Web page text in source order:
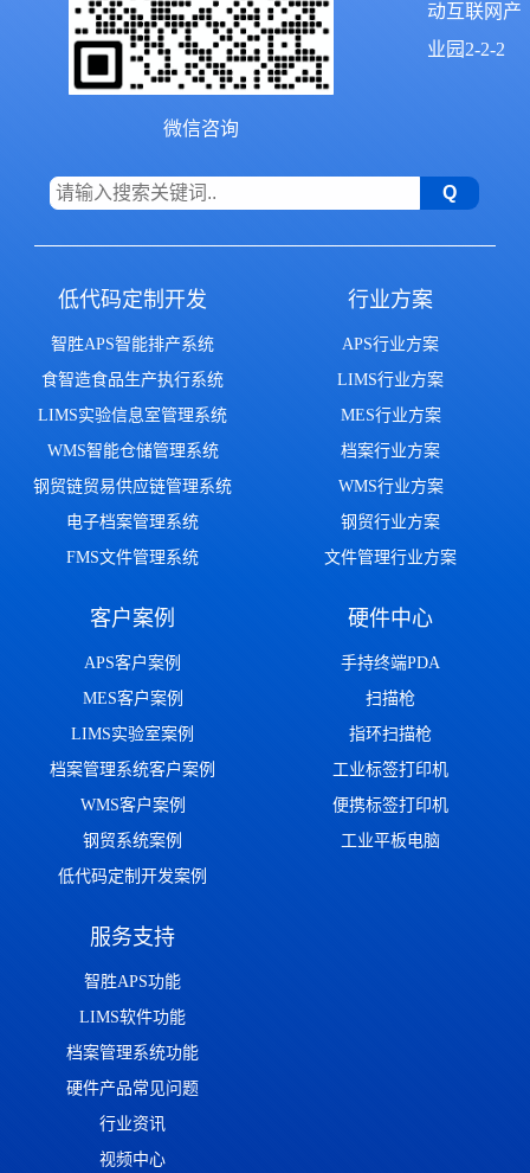
微信咨询
动互联网产
业园2-2-2
低代码定制开发
智胜APS智能排产系统
食智造食品生产执行系统
LIMS实验信息室管理系统
WMS智能仓储管理系统
钢贸链贸易供应链管理系统
电子档案管理系统
FMS文件管理系统
行业方案
APS行业方案
LIMS行业方案
MES行业方案
档案行业方案
WMS行业方案
钢贸行业方案
文件管理行业方案
客户案例
APS客户案例
MES客户案例
LIMS实验室案例
档案管理系统客户案例
WMS客户案例
钢贸系统案例
低代码定制开发案例
硬件中心
手持终端PDA
扫描枪
指环扫描枪
工业标签打印机
便携标签打印机
工业平板电脑
服务支持
智胜APS功能
LIMS软件功能
档案管理系统功能
硬件产品常见问题
行业资讯
视频中心